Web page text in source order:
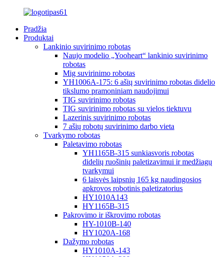
Pradžia
Produktai
Lankinio suvirinimo robotas
Naujo modelio „Yooheart“ lankinio suvirinimo
robotas
Mig suvirinimo robotas
YH1006A-175: 6 ašių suvirinimo robotas didelio
tikslumo pramoniniam naudojimui
TIG suvirinimo robotas
TIG suvirinimo robotas su vielos tiektuvu
Lazerinis suvirinimo robotas
7 ašių robotų suvirinimo darbo vieta
Tvarkymo robotas
Paletavimo robotas
YH1165B-315 sunkiasvoris robotas
didelių ruošinių paletizavimui ir medžiagų
tvarkymui
6 laisvės laipsnių 165 kg naudingosios
apkrovos robotinis paletizatorius
HY1010A143
HY1165B-315
Pakrovimo ir iškrovimo robotas
HY-1010B-140
HY1020A-168
Dažymo robotas
HY1010A-143